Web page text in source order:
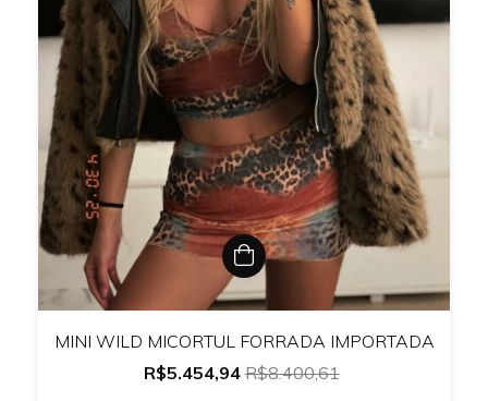
MINI WILD MICORTUL FORRADA IMPORTADA
R$5.454,94R$8.400,61